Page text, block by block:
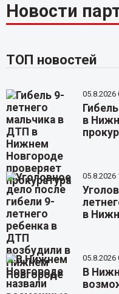
Новости
ТОП новостей
05.8.2026
в
05.8.2026
в
05.8.2026
В